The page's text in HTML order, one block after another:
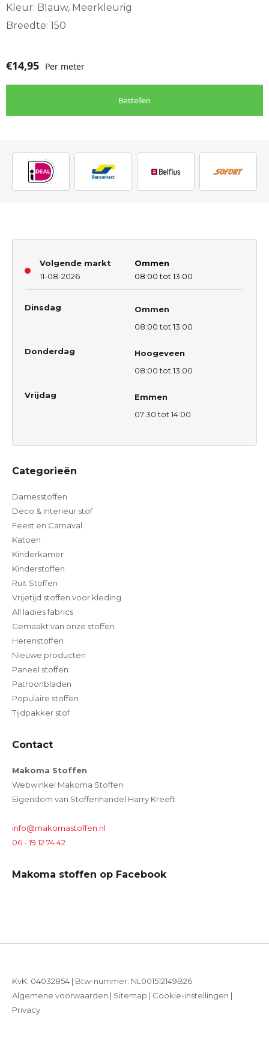
Kleur: Blauw, Meerkleurig
Breedte: 150
€14,95 Per meter
Bestellen
Volgende markt
11-08-2026
Ommen
08:00 tot 13:00
Dinsdag
Ommen
08:00 tot 13:00
Donderdag
Hoogeveen
08:00 tot 13:00
Vrijdag
Emmen
07:30 tot 14:00
Categorieën
Damesstoffen
Deco & Interieur stof
Feest en Carnaval
Katoen
Kinderkamer
Kinderstoffen
Ruit Stoffen
Vrijetijd stoffen voor kleding
All ladies fabrics
Gemaakt van onze stoffen
Herenstoffen
Nieuwe producten
Paneel stoffen
Patroonbladen
Populaire stoffen
Tijdpakker stof
Contact
Makoma Stoffen
Webwinkel Makoma Stoffen
Eigendom van Stoffenhandel Harry Kreeft
info@makomastoffen.nl
06 - 19 12 74 42
Makoma stoffen op Facebook
KvK: 04032854 | Btw-nummer: NL001512149B26
Algemene voorwaarden | Sitemap | Cookie-instellingen |
Privacy